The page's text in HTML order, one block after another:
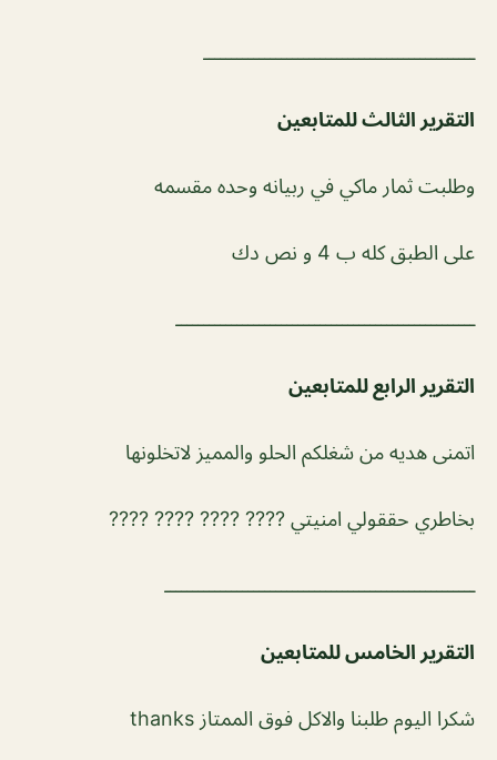
ـــــــــــــــــــــــــــــــــــــــــــــــــ
التقرير الثالث للمتابعين
وطلبت ثمار ماكي في ربيانه وحده مقسمه
على الطبق كله ب 4 و نص دك
ــــــــــــــــــــــــــــــــــــــــــــــــــــــ
التقرير الرابع للمتابعين
اتمنى هديه من شغلكم الحلو والمميز لاتخلونها
بخاطري حققولي امنيتي ???? ???? ???? ????
ــــــــــــــــــــــــــــــــــــــــــــــــــــــــ
التقرير الخامس للمتابعين
شكرا اليوم طلبنا والاكل فوق الممتاز thanks